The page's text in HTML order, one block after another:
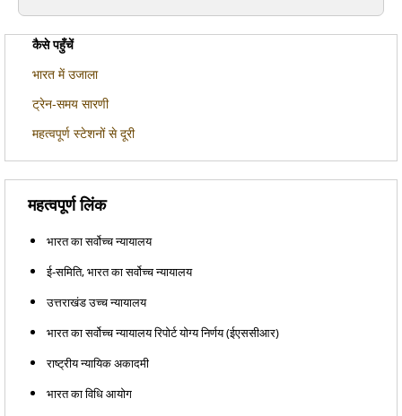
कैसे पहुँचें
भारत में उजाला
ट्रेन-समय सारणी
महत्वपूर्ण स्टेशनों से दूरी
महत्वपूर्ण लिंक
भारत का सर्वोच्च न्यायालय
ई-समिति, भारत का सर्वोच्च न्यायालय
उत्तराखंड उच्च न्यायालय
भारत का सर्वोच्च न्यायालय रिपोर्ट योग्य निर्णय (ईएससीआर)
राष्ट्रीय न्यायिक अकादमी
भारत का विधि आयोग